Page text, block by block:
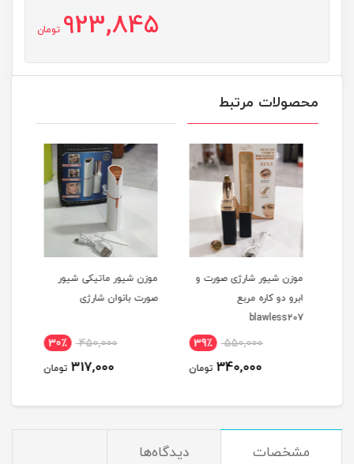
923,845 تومان
محصولات مرتبط
موزن شیور شارژی صورت و
ابرو دو کاره مربع
blawless207
550,000 39٪
340,000 تومان
موزن شیور ماتیکی شیور
صورت بانوان شارژی
450,000 30٪
317,000 تومان
مشخصات دیدگاه‌ها